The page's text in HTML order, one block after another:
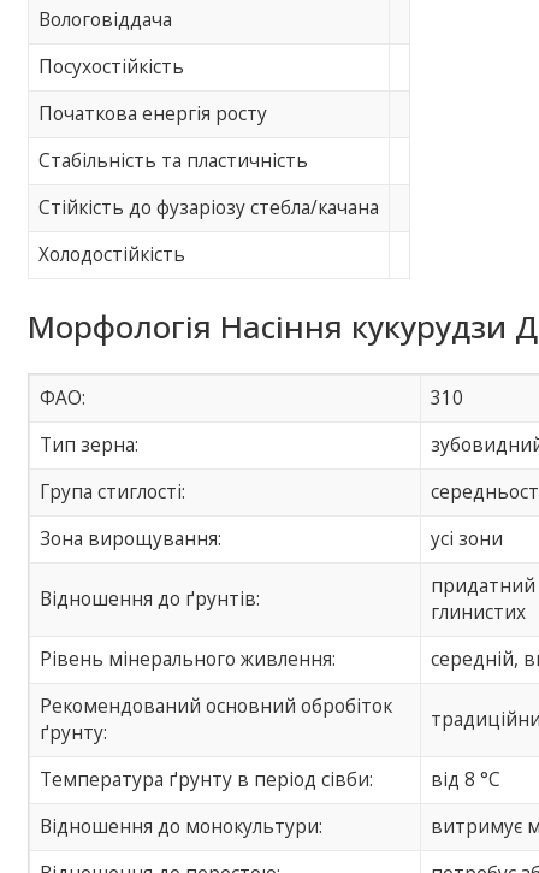
Вологовіддача
Посухостійкість
Початкова енергія росту
Стабільність та пластичність
Стійкість до фузаріозу стебла/качана
Холодостійкість
Морфологія Насіння кукурудзи
ФАО:
310
Тип зерна:
Група стиглості:
Зона вирощування:
усі зони
Відношення до ґрунтів:
придатний
глинистих
Рівень мінерального живлення:
середній,
Рекомендований основний обробіток
ґрунту:
Температура ґрунту в період сівби:
від 8 °С
Відношення до монокультури:
витримує